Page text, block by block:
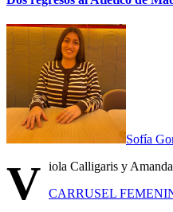
Sofía
V iola Calligaris y
CARRUSEL